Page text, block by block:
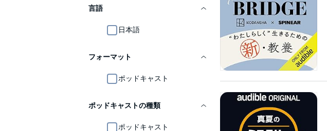
言語
日本語
フォーマット
ポッドキャスト
ポッドキャストの種類
ポッドキャスト